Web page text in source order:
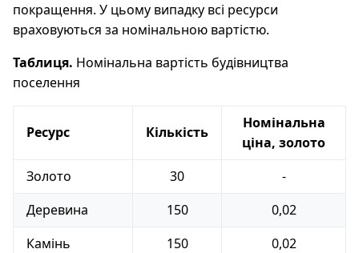
покращення. У цьому випадку всі ресурси
враховуються за номінальною вартістю.
Таблиця. Номінальна вартість будівництва
поселення
Ресурс Кількість
Номінальна
ціна, золото
Золото
30
-
Деревина
150
0,02
Камінь
150
0,02